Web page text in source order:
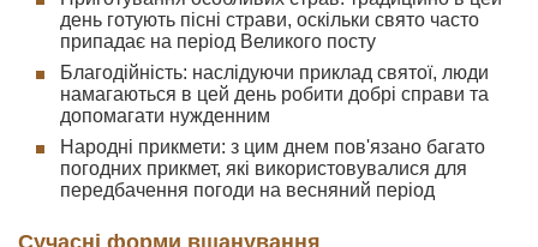
день готують пісні страви, оскільки свято часто
припадає на період Великого посту
Благодійність: наслідуючи приклад святої, люди
намагаються в цей день робити добрі справи та
допомагати нужденним
Народні прикмети: з цим днем пов'язано багато
погодних прикмет, які використовувалися для
передбачення погоди на весняний період
Сучасні форми вшанування